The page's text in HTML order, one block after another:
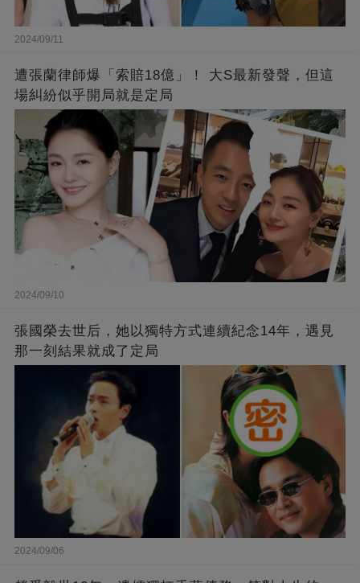
2024/09/11
遭張蘭律師爆「索賠18億」！ 大S最新發聲，但這
場糾紛似乎開局就是定局
2024/09/10
張國榮去世后，她以獨特方式連續紀念14年，遇見
那一刻結果就成了定局
2024/09/06